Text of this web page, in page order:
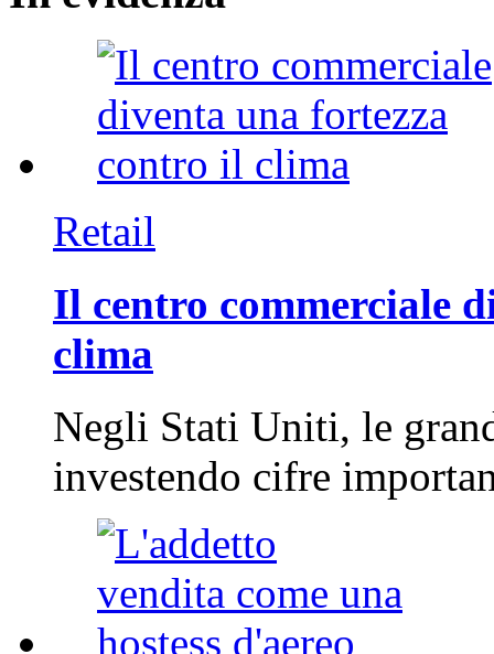
Retail
Il centro commerciale
clima
Negli Stati Uniti, le
investendo cifre